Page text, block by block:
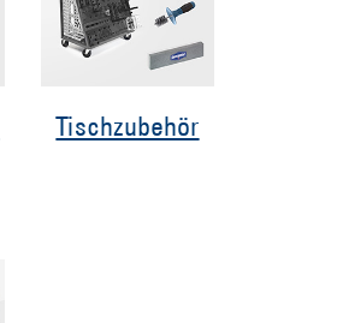
Tischzubehör